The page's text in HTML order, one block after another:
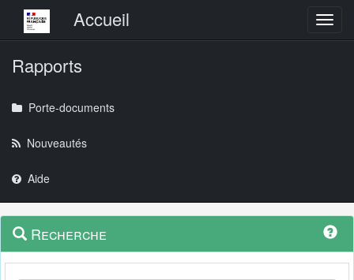
Menu principalAccueil
Rapports
Porte-documents
Nouveautés
Aide
Navigation
outils
Menu
contextuel
Recherche